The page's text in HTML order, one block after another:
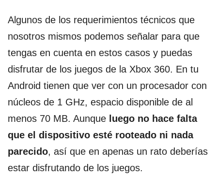
Algunos de los requerimientos técnicos que
nosotros mismos podemos señalar para que
tengas en cuenta en estos casos y puedas
disfrutar de los juegos de la Xbox 360. En tu
Android tienen que ver con un procesador con
núcleos de 1 GHz, espacio disponible de al
menos 70 MB. Aunque luego no hace falta
que el dispositivo esté rooteado ni nada
parecido, así que en apenas un rato deberías
estar disfrutando de los juegos.